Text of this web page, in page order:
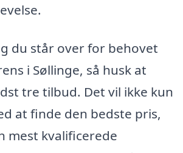
du står over for behovet
i Søllinge, så husk at
tre tilbud. Det vil ikke kun
at finde den bedste pris,
mest kvalificerede